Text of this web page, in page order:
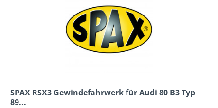
SPAX RSX3 Gewindefahrwerk für Audi 80 B3 Typ
89...